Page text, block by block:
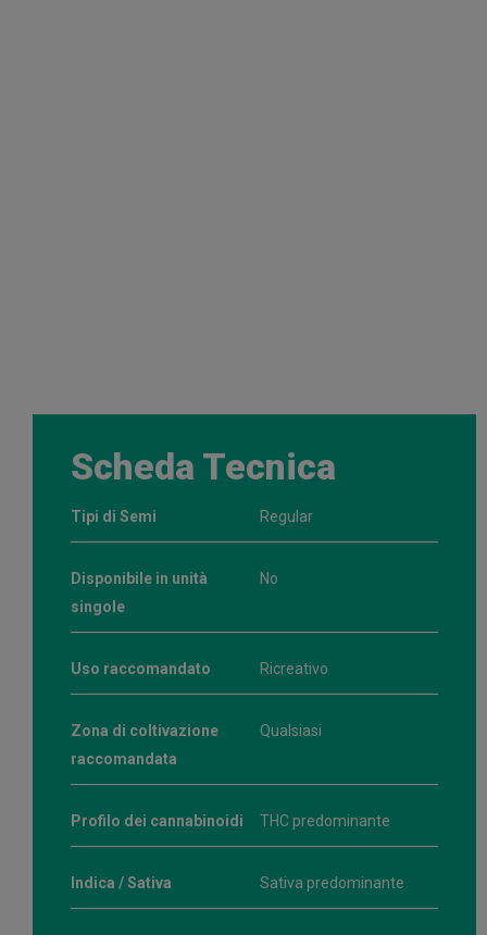
Scheda Tecnica
Tipi di Semi Regular
Disponibile in unità
singole
No
Uso raccomandato Ricreativo
Zona di coltivazione
raccomandata
Qualsiasi
Profilo dei cannabinoidi THC predominante
Indica / Sativa Sativa predominante